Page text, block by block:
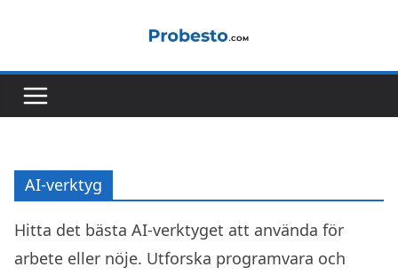
AI-verktyg
Hitta det bästa AI-verktyget att använda för
arbete eller nöje. Utforska programvara och